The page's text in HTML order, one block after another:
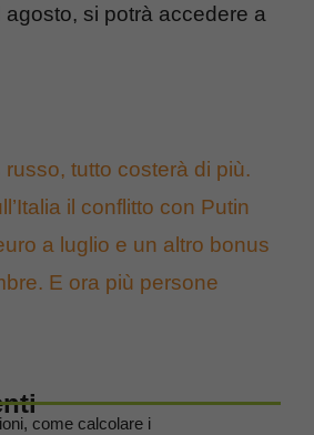
si potrà accedere a
tutto costerà di più.
il conflitto con Putin
a luglio e un altro bonus
E ora più persone
come calcolare i